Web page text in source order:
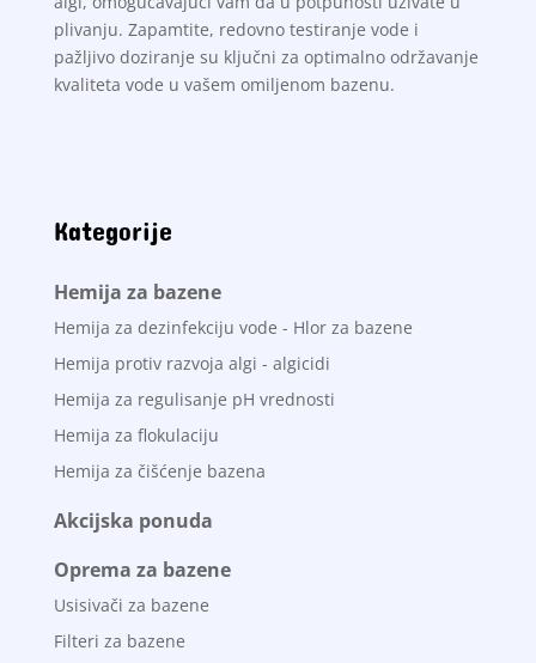
plivanju. Zapamtite, redovno testiranje vode i
pažljivo doziranje su ključni za optimalno održavanje
kvaliteta vode u vašem omiljenom bazenu.
Kategorije
Hemija za bazene
Hemija za dezinfekciju vode - Hlor za bazene
Hemija protiv razvoja algi - algicidi
Hemija za regulisanje pH vrednosti
Hemija za flokulaciju
Hemija za čišćenje bazena
Akcijska ponuda
Oprema za bazene
Usisivači za bazene
Filteri za bazene